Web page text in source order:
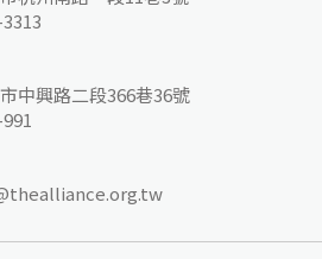
中興路二段366巷36號